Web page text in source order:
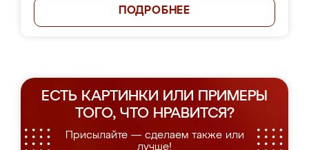
ПОДРОБНЕЕ
ЕСТЬ КАРТИНКИ ИЛИ ПРИМЕРЫ
ТОГО, ЧТО НРАВИТСЯ?
Присылайте — сделаем также или
лучше!